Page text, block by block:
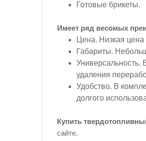
Готовые брикеты.
Имеет ряд весомых
Цена. Низкая цена
Габариты.
Универсальность.
удаления
Удобство. В
долгого
Купить
сайте.